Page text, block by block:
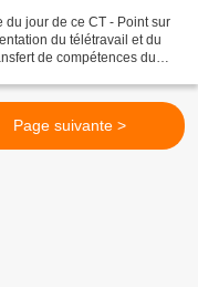
du jour de ce CT - Point sur
du télétravail et du
de compétences du
Page suivante >